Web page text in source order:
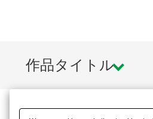
作品タイトル